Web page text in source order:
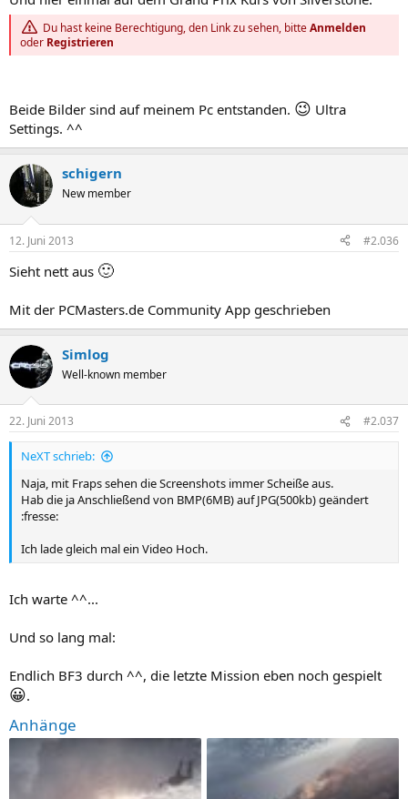
Du hast keine Berechtigung, den Link zu sehen, bitteAnmelden
oder Registrieren
Beide Bilder sind auf meinem Pc entstanden. 😉 Ultra
Settings. ^^
schigern
New member
12. Juni 2013 #2.036
Sieht nett aus 🙂
Mit der PCMasters.de Community App geschrieben
Simlog
Well-known member
22. Juni 2013 #2.037
NeXT schrieb:
Naja, mit Fraps sehen die Screenshots immer Scheiße aus.
Hab die ja Anschließend von BMP(6MB) auf JPG(500kb) geändert
:fresse:
Ich lade gleich mal ein Video Hoch.
Ich warte ^^...
Und so lang mal:
Endlich BF3 durch ^^, die letzte Mission eben noch gespielt
😀.
Anhänge